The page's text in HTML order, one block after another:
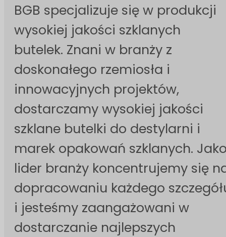
BGB specjalizuje się w produkcji
wysokiej jakości szklanych
butelek. Znani w branży z
doskonałego rzemiosła i
innowacyjnych projektów,
dostarczamy wysokiej jakości
szklane butelki do destylarni i
marek opakowań szklanych.
lider branży koncentrujemy się
dopracowaniu każdego
i jesteśmy zaangażowani w
dostarczanie najlepszych